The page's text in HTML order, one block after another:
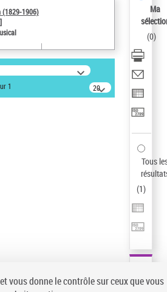
1906)
recherche
(1829-1906)
1
20
résultats/page
Ma
(0)
Tous
(1)
vous donne le contrôle sur ceux que vous